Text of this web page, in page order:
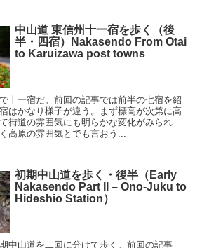
中山道 東信州十一宿を歩く（後
半・四宿）Nakasendo From Otai
to Karuizawa post towns
十一宿だ。前回の記事では前半の七宿を紹
はかなり様子が違う。まず標高が次第に高
街道の雰囲気にも明らかな変化がみられ
高原の雰囲気とでも言おう...
初期中山道を歩く・後半（Early
Nakasendo Part II – Ono-Juku to
Hideshio Station）
中山道を二回に分けて歩く。前回の記事